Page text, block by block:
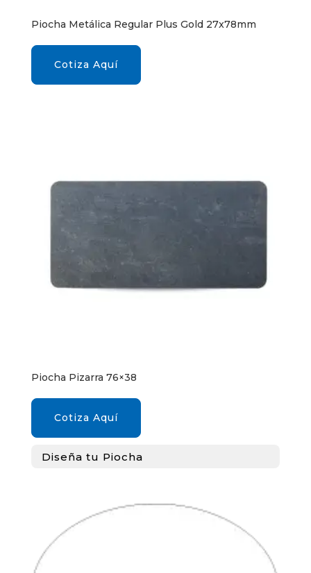
Piocha Metálica Regular Plus Gold 27x78mm
Cotiza Aquí
Piocha Pizarra 76×38
Cotiza Aquí
Diseña tu Piocha